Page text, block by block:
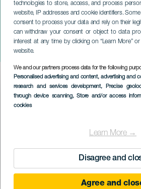
technologies to store, access, and process
website, IP addresses and cookie identifiers.
consent to process your data and rely on their
can withdraw your consent or object to data
interest at any time by clicking on “Learn More”
website.
We and our partners process data for the following
Personalised advertising and content, advertising and
research and services development, Precise
through device scanning, Store and/or access
cookies
Learn More →
Disagree and
Agree and
Trail Pino Santo
GRAN CANARIA
Imagen
Listado